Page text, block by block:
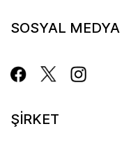
SOSYAL MEDYA
ŞIRKET